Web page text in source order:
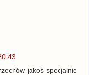
jakoś specjalnie